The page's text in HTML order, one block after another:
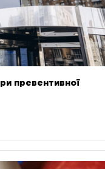
превентивної